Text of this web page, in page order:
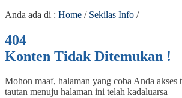
Anda ada di : Home / Sekilas Info /
404
Konten Tidak Ditemukan !
Mohon maaf, halaman yang coba Anda akses
tautan menuju halaman ini telah kadaluarsa